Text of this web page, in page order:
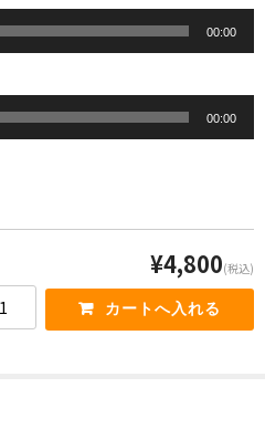
00:00
00:00
¥4,800(税込)